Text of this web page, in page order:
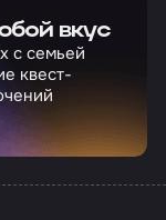
вкус
с семьей
квест-